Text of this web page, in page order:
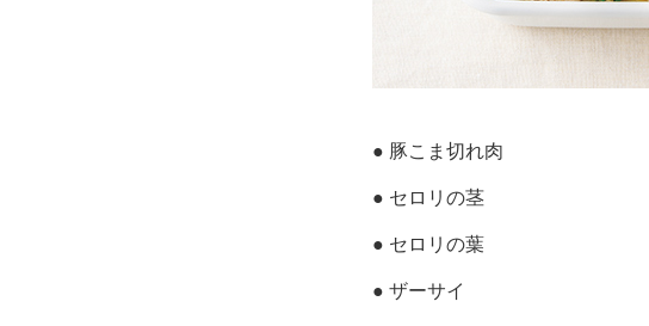
● 豚こま切れ肉
● セロリの茎
● セロリの葉
● ザーサイ